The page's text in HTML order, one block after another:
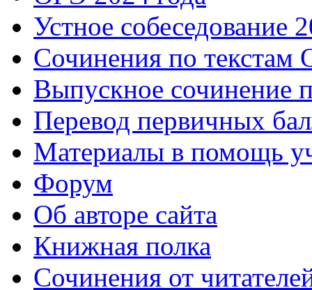
Устное собеседование
Сочинения по текстам
Выпускное сочинение
Перевод первичных
Материалы в помощь
Форум
Об авторе сайта
Книжная полка
Cочинения от